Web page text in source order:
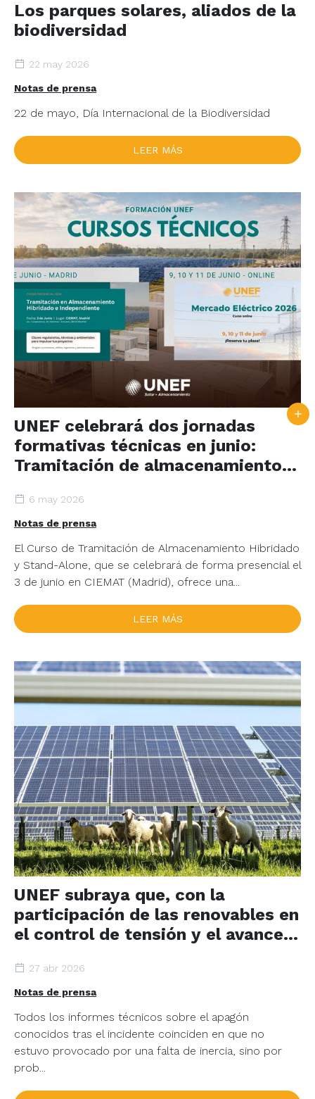
Los parques solares, aliados de la
biodiversidad
22 may 2026
Notas de prensa
22 de mayo, Día Internacional de la Biodiversidad
LEER MÁS
UNEF celebrará dos jornadas
formativas técnicas en junio:
Tramitación de almacenamiento y
6 may 2026
Notas de prensa
El Curso de Tramitación de Almacenamiento Hibridado
y Stand-Alone, que se celebrará de forma presencial el
3 de junio en CIEMAT (Madrid), ofrece una...
LEER MÁS
UNEF subraya que, con la
participación de las renovables en
el control de tensión y el avance
contamos con un sistema
eléctrico más seguro y estable
27 abr 2026
Notas de prensa
Todos los informes técnicos sobre el apagón
conocidos tras el incidente coinciden en que no
estuvo provocado por una falta de inercia, sino por
prob...